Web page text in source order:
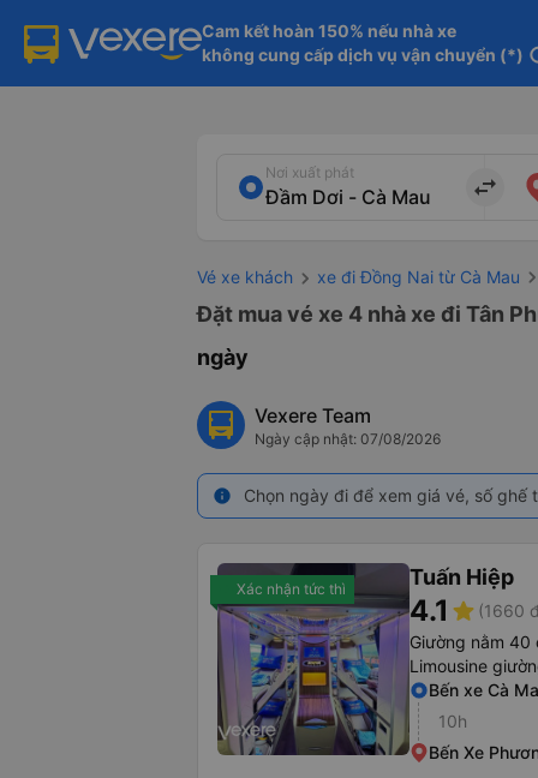
Cam kết hoàn 150% nếu nhà xe
không cung cấp dịch vụ vận chuyển (*)
Nơi xuất phát
import_export
Vé xe khách xe đi Đồng Nai từ Cà Mau
Đặt mua vé xe 4 nhà xe đi Tân
ngày
Vexere Team
Ngày cập nhật: 07/08/2026
info Chọn ngày đi để xem giá vé, số
Xác nhận tức thì Tuấn Hiệp
4.1 star (1660
Giường nằm 40
Limousine
Bến xe Cà
10h
Bến Xe